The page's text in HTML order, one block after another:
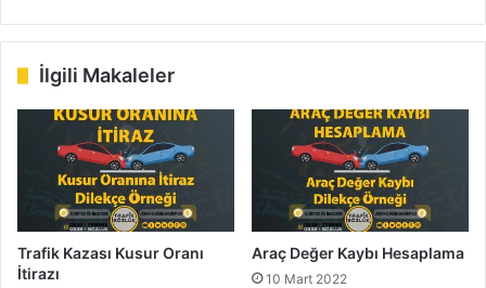
sit bo
dIn ub est ra
İlgili Makaleler
Trafik Kazası Kusur Oranı
İtirazı
Araç Değer Kaybı Hesaplama
10 Mart 2022